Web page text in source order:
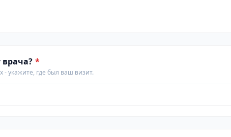
*
- укажите, где был ваш визит.